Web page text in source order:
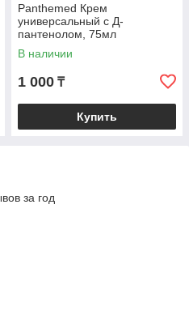
Panthemed Крем
универсальный с Д-
пантенолом, 75мл
В наличии
1 000 ₸
Купить
за год